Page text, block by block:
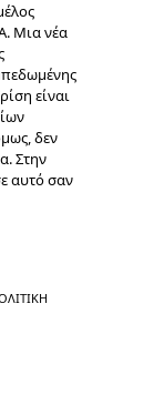
Μια νέα
είναι
δεν
Στην
αυτό σαν